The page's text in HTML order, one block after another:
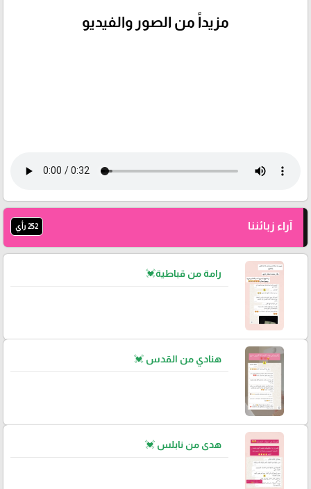
مزيداً من الصور والفيديو
آراء زبائننا 252 رأي
رامة من قباطية💓
هنادي من القدس 💓
هدى من نابلس 💓